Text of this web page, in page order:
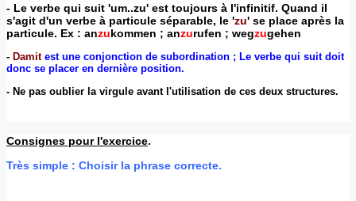
- Le verbe qui suit 'um..zu' est toujours à l'infinitif. Quand il
s'agit d'un verbe à particule séparable, le 'zu' se place après la
particule. Ex : anzukommen ; anzurufen ; wegzugehen
- Damitest une conjonction de subordination ; Le verbe qui suit doit
donc se placer en dernière position.
- Ne pas oublier la virgule avant l'utilisation de ces deux structures.
Consignes pour l'exercice.
Très simple : Choisir la phrase correcte.